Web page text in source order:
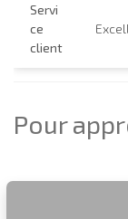
Servi
ce
client
Pour